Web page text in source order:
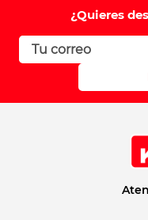
¿Quieres